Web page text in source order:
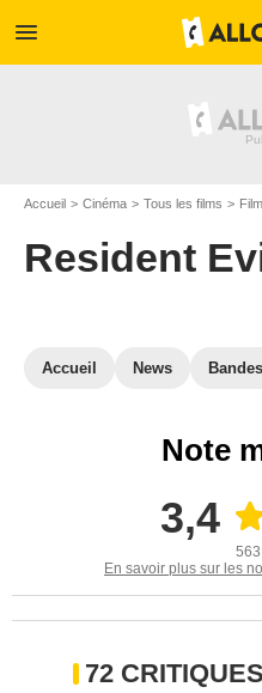
menu
Accueil Cinéma Tous les films
Resident
Accueil News
Note
3,4
En savoir plus sur les
72